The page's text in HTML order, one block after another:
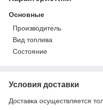
Основные
Производитель
Вид топлива
Состояние
Условия доставки
Доставка осуществляется